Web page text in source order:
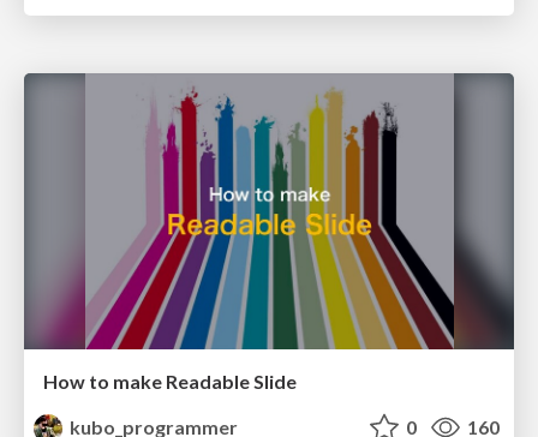
How to make Readable Slide
kubo_programmer
0 160